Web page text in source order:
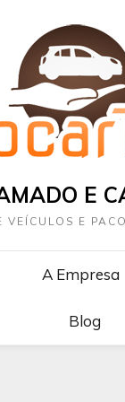
E
VEÍCULOS E
A Empresa
Blog